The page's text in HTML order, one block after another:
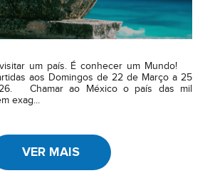
um país. É conhecer um Mundo!
aos Domingos de 22 de Março a 25
Chamar ao México o país das mil
exag...
VER MAIS